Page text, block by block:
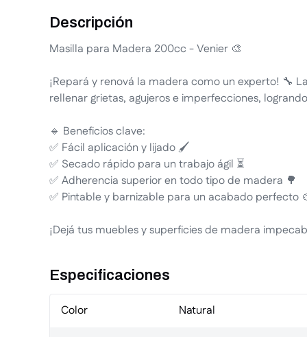
Descripción
Masilla para Madera 200cc - Venier 🎨
¡Repará y renová la madera como un experto! 🔧
rellenar grietas, agujeros e imperfecciones,
🔹 Beneficios clave:
✅ Fácil aplicación y lijado 🖌️
✅ Secado rápido para un trabajo ágil ⏳
✅ Adherencia superior en todo tipo de madera 🌳
✅ Pintable y barnizable para un acabado perfecto
¡Dejá tus muebles y superficies de madera
Especificaciones
Color Natural